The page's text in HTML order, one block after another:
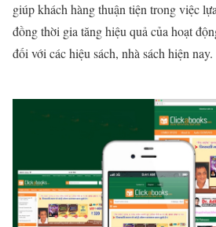
giúp khách hàng thuận tiện trong việc
đồng thời gia tăng hiệu quả của hoạt
đối với các hiệu sách, nhà sách hiện nay.